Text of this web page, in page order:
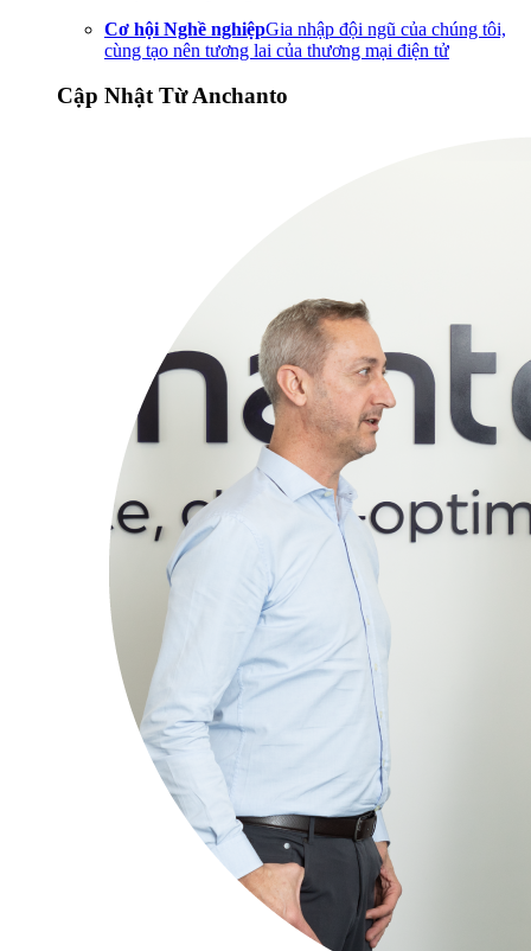
Cơ hội Nghề nghiệpGia nhập đội ngũ của chúng tôi,
cùng tạo nên tương lai của thương mại điện tử
Cập Nhật Từ Anchanto